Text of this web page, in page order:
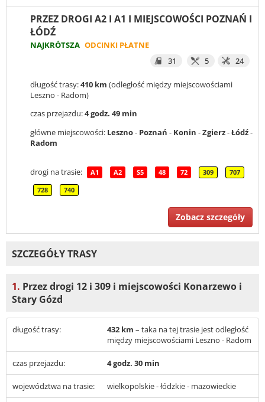
PRZEZ DROGI A2 I A1 I MIEJSCOWOŚCI POZNAŃ I
ŁÓDŹ
NAJKRÓTSZA ODCINKI PŁATNE
31
5 24
długość trasy:410 km (odległość między miejscowościami
Leszno - Radom)
czas przejazdu:4 godz. 49 min
główne miejscowości: Leszno- Poznań - Konin -Zgierz-Łódź-
Radom
drogi na trasie: A1 A2 S5 48 72 309 707
728 740
Zobacz szczegóły
SZCZEGÓŁY TRASY
1. Przez drogi 12 i 309 i miejscowości Konarzewo i
Stary Gózd
długość trasy: 432 km – taka na tej trasie jest odległość
między miejscowościami Leszno - Radom
czas przejazdu: 4 godz. 30 min
województwa na trasie: wielkopolskie - łódzkie - mazowieckie